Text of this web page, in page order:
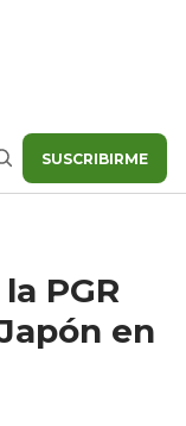
SUSCRIBIRME
PGR
en